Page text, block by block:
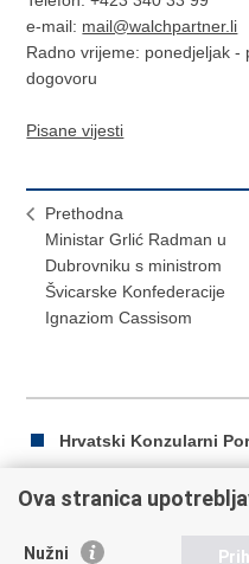
e-mail: mail@walchpartner.li
Radno vrijeme: ponedjeljak
dogovoru
Pisane vijesti
Prethodna
Ministar Grlić Radman u
Dubrovniku s ministrom
Švicarske Konfederacije
Ignaziom Cassisom
Hrvatski Konzularni
Ispiši Podijeli
Ova stranica
Nužni